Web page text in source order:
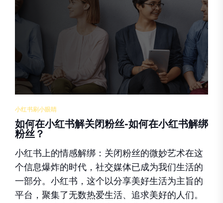
小红书刷小眼睛
如何在小红书解关闭粉丝-如何在小红书解绑
粉丝？
小红书上的情感解绑：关闭粉丝的微妙艺术在这
个信息爆炸的时代，社交媒体已成为我们生活的
一部分。小红书，这个以分享美好生活为主旨的
平台，聚集了无数热爱生活、追求美好的人们。